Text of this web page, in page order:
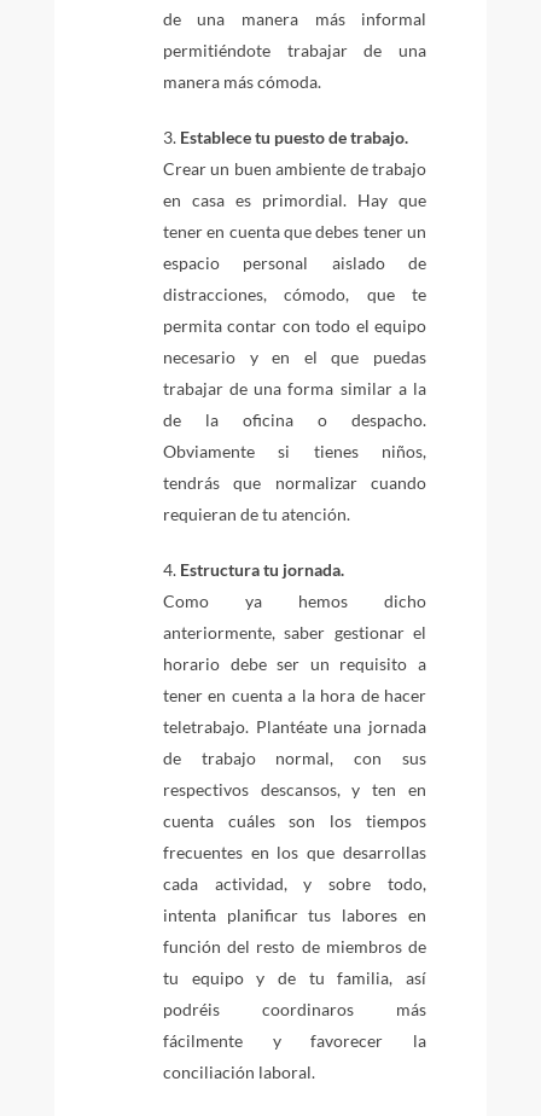
de una manera más informal
permitiéndote trabajar de una
manera más cómoda.
Establece tu puesto de trabajo.
Crear un buen ambiente de trabajo
en casa es primordial. Hay que
tener en cuenta que debes tener un
espacio personal aislado de
distracciones, cómodo, que te
permita contar con todo el equipo
necesario y en el que puedas
trabajar de una forma similar a la
de la oficina o despacho.
Obviamente si tienes niños,
tendrás que normalizar cuando
requieran de tu atención.
Estructura tu jornada.
Como ya hemos dicho
anteriormente, saber gestionar el
horario debe ser un requisito a
tener en cuenta a la hora de hacer
teletrabajo. Plantéate una jornada
de trabajo normal, con sus
respectivos descansos, y ten en
cuenta cuáles son los tiempos
frecuentes en los que desarrollas
cada actividad, y sobre todo,
intenta planificar tus labores en
función del resto de miembros de
tu equipo y de tu familia, así
podréis coordinaros más
fácilmente y favorecer la
conciliación laboral.